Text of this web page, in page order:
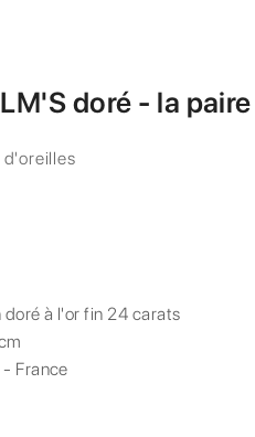
doré - la paire
d'oreilles
doré à l'or fin 24 carats
- France